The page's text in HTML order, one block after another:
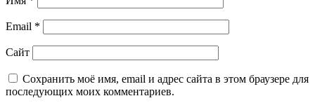
Email *
Сайт
Сохранить моё имя, email и адрес сайта в этом браузере для
последующих моих комментариев.